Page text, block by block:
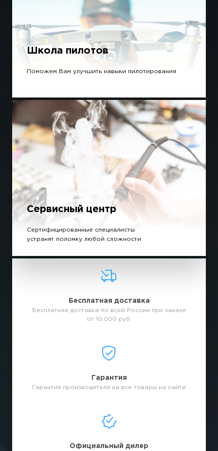
Школа пилотов
Поможем Вам улучшить навыки пилотирования
Сервисный центр
Сертифицированные специалисты
устранят поломку любой сложности
Бесплатная доставка
Бесплатная доставка по всей России при заказе
от 10.000 руб.
Гарантия
Гарантия производителя на все товары на сайте
Официальный дилер